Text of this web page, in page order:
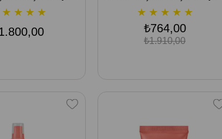
★ ★ ★ ★ ★ ★ ★ ★ ★
₺764,00
₺1.910,00